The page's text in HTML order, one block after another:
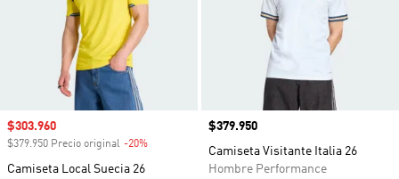
Precio de venta
$303.960
$379.950 Precio original -20%
Camiseta Local Suecia 26
Precio
$379.950
Camiseta Visitante Italia 26
Hombre Performance